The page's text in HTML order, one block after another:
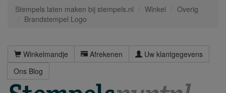
Stempels laten maken bij stempels.nl Winkel
Overig
Brandstempel Logo
Winkelmandje Afrekenen
Uw klantgegevens
Ons Blog